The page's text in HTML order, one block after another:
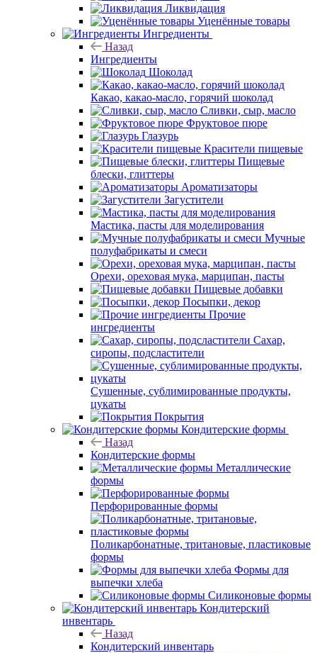
Ликвидация
Уценённые товары
Ингредиенты
Назад
Ингредиенты
Шоколад
Какао, какао-масло, горячий шоколад
Сливки, сыр, масло
Фруктовое пюре
Глазурь
Красители пищевые
Пищевые
блески, глиттеры
Ароматизаторы
Загустители
Мастика, пасты для моделирования
Мучные
полуфабрикаты и смеси
Орехи, ореховая мука, марципан, пасты
Пищевые добавки
Посыпки, декор
Прочие
ингредиенты
Сахар,
сиропы, подсластители
Сушенные, сублимированные продукты,
цукаты
Покрытия
Кондитерские формы
Назад
Кондитерские формы
Металлические
формы
Перфорированные формы
Поликарбонатные, тритановые, пластиковые
формы
Формы для
выпечки хлеба
Силиконовые формы
Кондитерский
инвентарь
Назад
Кондитерский инвентарь